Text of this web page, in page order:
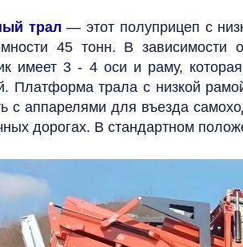
трал— этот полуприцеп с
45 тонн. В зависимости
имеет 3 - 4 оси и раму,
Платформа трала с низкой
с аппарелями для въезда
дорогах. В стандартном